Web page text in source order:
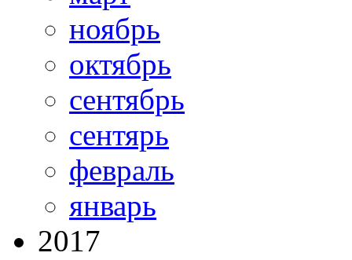
ноябрь
октябрь
сентябрь
сентярь
февраль
январь
2017